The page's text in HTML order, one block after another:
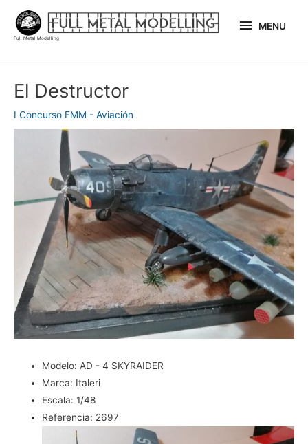
contenido
Full Metal Modelling
MENU
El Destructor
I Concurso FMM - Aviación
Modelo: AD - 4 SKYRAIDER
Marca: Italeri
Escala: 1/48
Referencia: 2697
de